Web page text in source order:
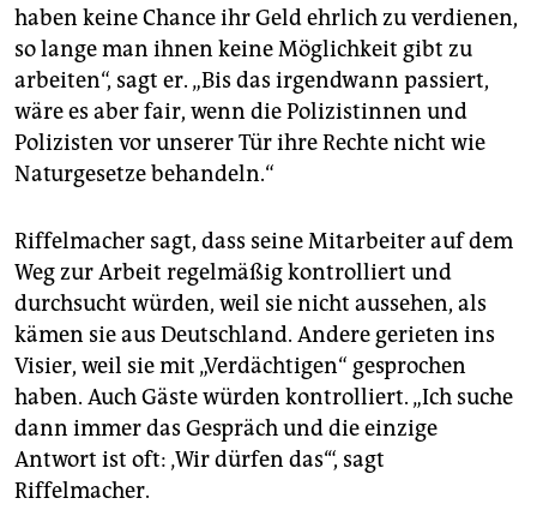
haben keine Chance ihr Geld ehrlich zu verdienen,
so lange man ihnen keine Möglichkeit gibt zu
arbeiten“, sagt er. „Bis das irgendwann passiert,
wäre es aber fair, wenn die Polizistinnen und
Polizisten vor unserer Tür ihre Rechte nicht wie
Naturgesetze behandeln.“
Riffelmacher sagt, dass seine Mitarbeiter auf dem
Weg zur Arbeit regelmäßig kontrolliert und
durchsucht würden, weil sie nicht aussehen, als
kämen sie aus Deutschland. Andere gerieten ins
Visier, weil sie mit „Verdächtigen“ gesprochen
haben. Auch Gäste würden kontrolliert. „Ich suche
dann immer das Gespräch und die einzige
Antwort ist oft: ‚Wir dürfen das‘“, sagt
Riffelmacher.